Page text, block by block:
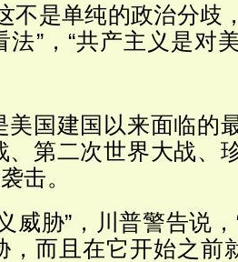
不是单纯的政治分歧
法”，“共产主义是对
美国建国以来面临的
、第二次世界大战、
击。
威胁”，川普警告说
，而且在它开始之前